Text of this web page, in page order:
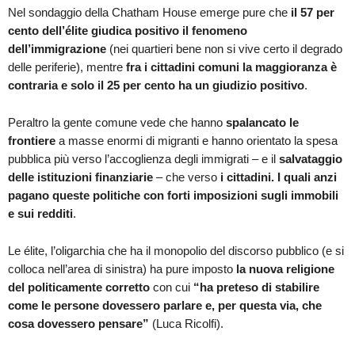
Nel sondaggio della Chatham House emerge pure che il 57 per
cento dell’élite giudica positivo il fenomeno
dell’immigrazione (nei quartieri bene non si vive certo il degrado
delle periferie), mentre fra i cittadini comuni la maggioranza è
contraria e solo il 25 per cento ha un giudizio positivo.
Peraltro la gente comune vede che hanno spalancato le
frontiere a masse enormi di migranti e hanno orientato la spesa
pubblica più verso l’accoglienza degli immigrati – e il salvataggio
delle istituzioni finanziarie – che verso i cittadini. I quali anzi
pagano queste politiche con forti imposizioni sugli immobili
e sui redditi.
Le élite, l’oligarchia che ha il monopolio del discorso pubblico (e si
colloca nell’area di sinistra) ha pure imposto la nuova religione
del politicamente corretto con cui “ha preteso di stabilire
come le persone dovessero parlare e, per questa via, che
cosa dovessero pensare” (Luca Ricolfi).